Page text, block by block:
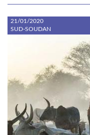
21/01/2020
SUD-SOUDAN